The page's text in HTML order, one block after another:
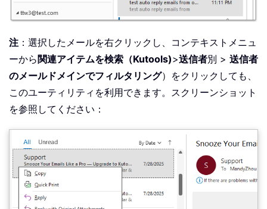
注 ：選択したメールを右クリックし、コンテキストメニュ
ーから 関連アイテムを検索（Kutools)>送信者別 > 送信者
のメールドメインでフィルタリング）をクリックしても、
このユーティリティを利用できます。スクリーンショット
を参照してください：